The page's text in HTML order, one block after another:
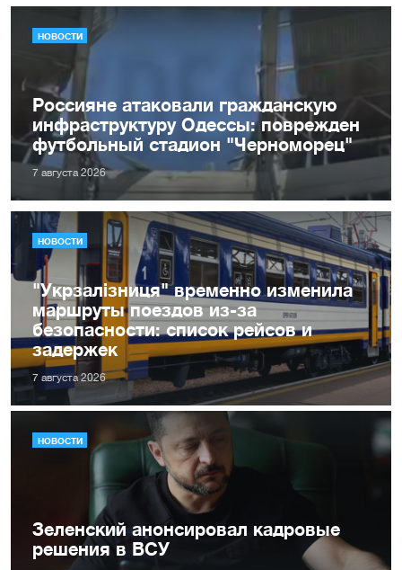
НОВОСТИ
Россияне атаковали гражданскую
инфраструктуру Одессы: поврежден
футбольный стадион "Черноморец"
7 августа 2026
НОВОСТИ
"Укрзалізниця" временно изменила
маршруты поездов из-за
безопасности: список рейсов и
задержек
7 августа 2026
НОВОСТИ
Зеленский анонсировал кадровые
решения в ВСУ